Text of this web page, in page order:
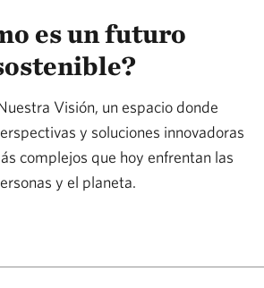
es un futuro
Visión, un espacio donde
y soluciones innovadoras
complejos que hoy enfrentan las
y el planeta.